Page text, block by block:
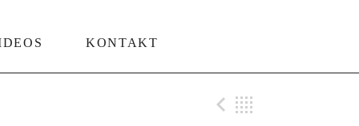
KONTAKT
Previous